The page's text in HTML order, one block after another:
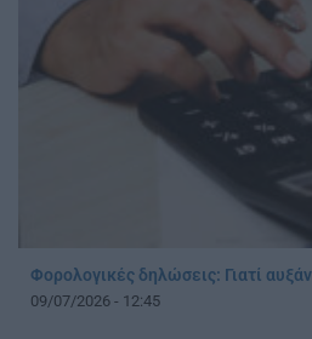
Φορολογικές δηλώσεις: Γιατί
09/07/2026 - 12:45